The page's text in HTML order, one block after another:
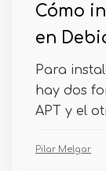
Cómo
en
Para
hay dos
APT y el
Pilar Melgar